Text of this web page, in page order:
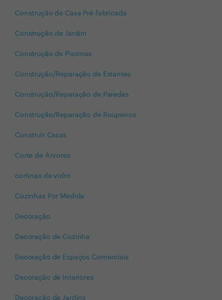
Construção de Casa Pré-fabricada
Construção de Jardim
Construção de Piscinas
Construção/Reparação de Estantes
Construção/Reparação de Paredes
Construção/Reparação de Roupeiros
Construir Casas
Corte de Árvores
cortinas de vidro
Cozinhas Por Medida
Decoração
Decoração de Cozinha
Decoração de Espaços Comerciais
Decoração de Interiores
Decoração de Jardins